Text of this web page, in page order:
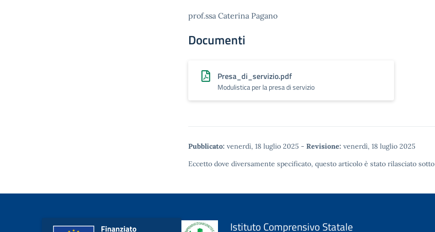
prof.ssa Caterina Pagano
Documenti
Presa_di_servizio.pdf
Modulistica per la presa di servizio
Pubblicato: venerdì, 18 luglio 2025 - Revisione: venerdì, 18 luglio 2025
Eccetto dove diversamente specificato, questo articolo è stato rilasciato sotto
Istituto Comprensivo Statale